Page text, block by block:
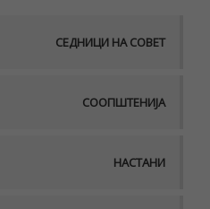
СЕДНИЦИ НА СОВЕТ
СООПШТЕНИЈА
НАСТАНИ